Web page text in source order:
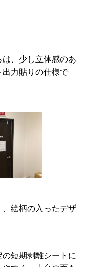
、少し立体感のあ
力貼りの仕様で
絵柄の入ったデザ
短期剥離シートに